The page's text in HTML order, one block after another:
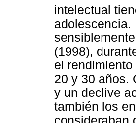
intelectual
adolescencia.
(1998),
el
20 y 30 años.
y un declive
también los
consideraban